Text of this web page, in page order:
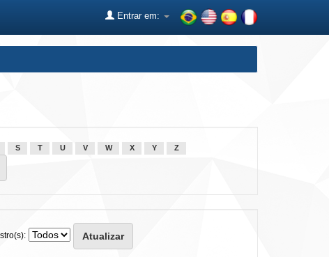
Entrar em:
S T U V W X Y Z